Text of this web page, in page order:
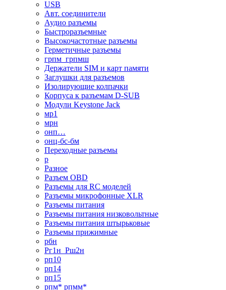
USB
Авт. соединители
Аудио разъемы
Быстроразъемные
Высокочастотные разъемы
Герметичные разъемы
грпм_грпмш
Держатели SIM и карт памяти
Заглушки для разъемов
Изолирующие колпачки
Корпуса к разъемам D-SUB
Модули Keystone Jack
мр1
мрн
онп…
онц-бс-бм
Переходные разъемы
р
Разное
Разъем OBD
Разъемы для RC моделей
Разъемы микрофонные XLR
Разъемы питания
Разъемы питания низковольтные
Разъемы питания штырьковые
Разъемы прижимные
рбн
Рг1н_Рш2н
рп10
рп14
рп15
рпм* рпмм*